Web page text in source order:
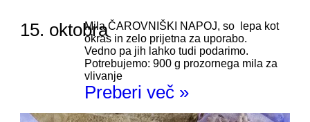
15. oktobraMila ČAROVNIŠKI NAPOJ, so lepa kot
okras in zelo prijetna za uporabo.
Vedno pa jih lahko tudi podarimo.
Potrebujemo: 900 g prozornega mila za
vlivanje
Preberi več »